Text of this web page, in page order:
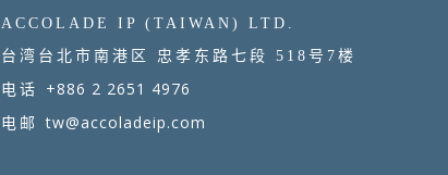
ACCOLADE IP (TAIWAN) LTD.
台湾台北市南港区 忠孝东路七段 518号7楼
电话 +886 2 2651 4976
电邮tw@accoladeip.com